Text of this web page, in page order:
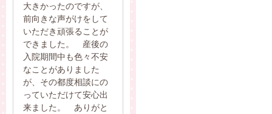
大きかったのですが、
前向きな声がけをして
いただき頑張ることが
できました。 産後の
入院期間中も色々不安
なことがありました
が、その都度相談にの
っていただけて安心出
来ました。 ありがと